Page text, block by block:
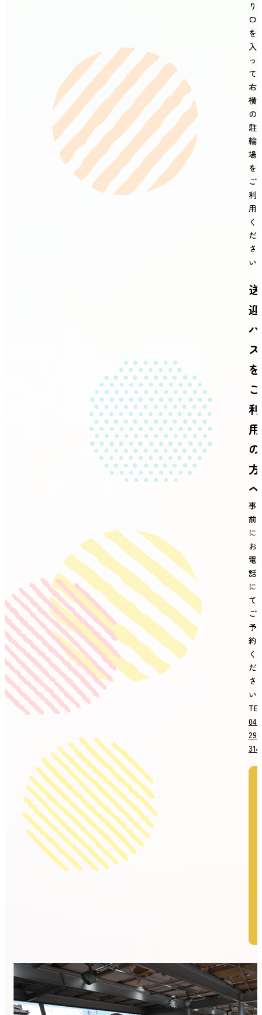
り
口
を
入
っ
て
右
横
の
駐
輪
場
を
ご
利
用
く
だ
さ
い
送
迎
バ
ス
を
ご
利
用
の
方
へ
事
前
に
お
電
話
に
て
ご
予
約
く
だ
さ
い
04-